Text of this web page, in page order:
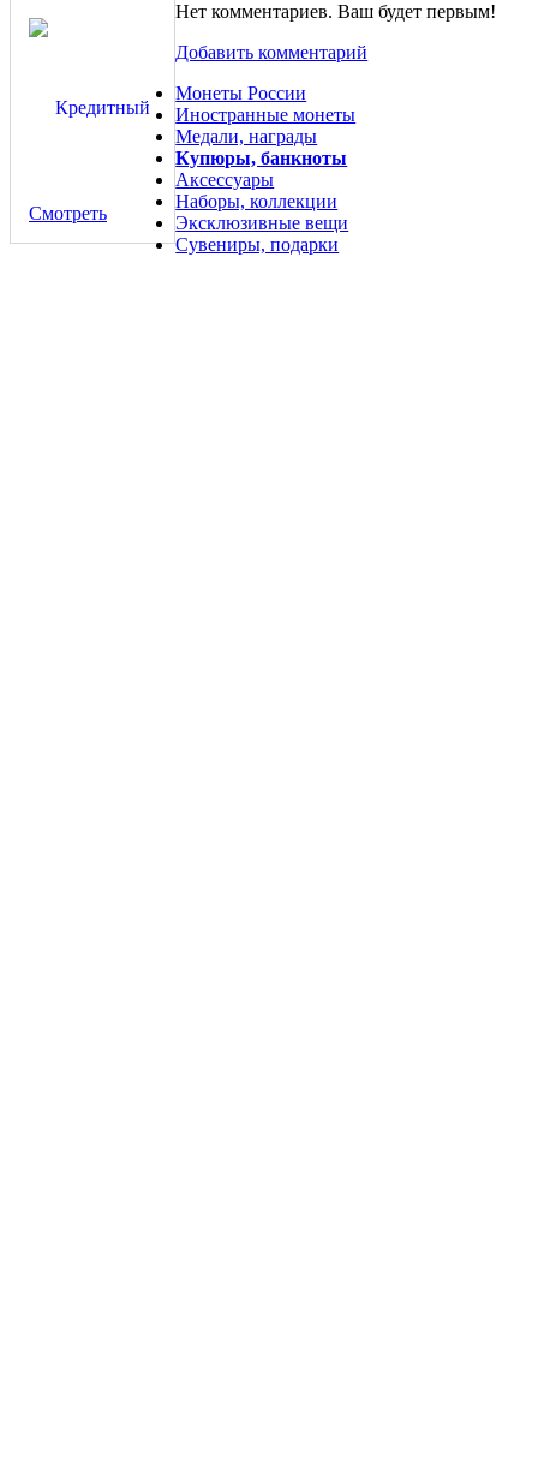
Смотреть
Нет комментариев. Ваш будет первым!
Добавить комментарий
Монеты России
Иностранные монеты
Медали, награды
Купюры, банкноты
Аксессуары
Наборы, коллекции
Эксклюзивные вещи
Сувениры, подарки